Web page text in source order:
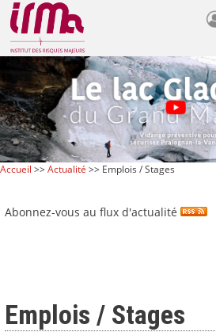
Accueil >>Actualité >> Emplois / Stages
Abonnez-vous au flux d'actualité
Emplois / Stages